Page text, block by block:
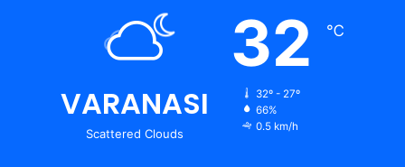
VARANASI
Scattered Clouds
32 ℃
32º - 27º
66%
0.5 km/h